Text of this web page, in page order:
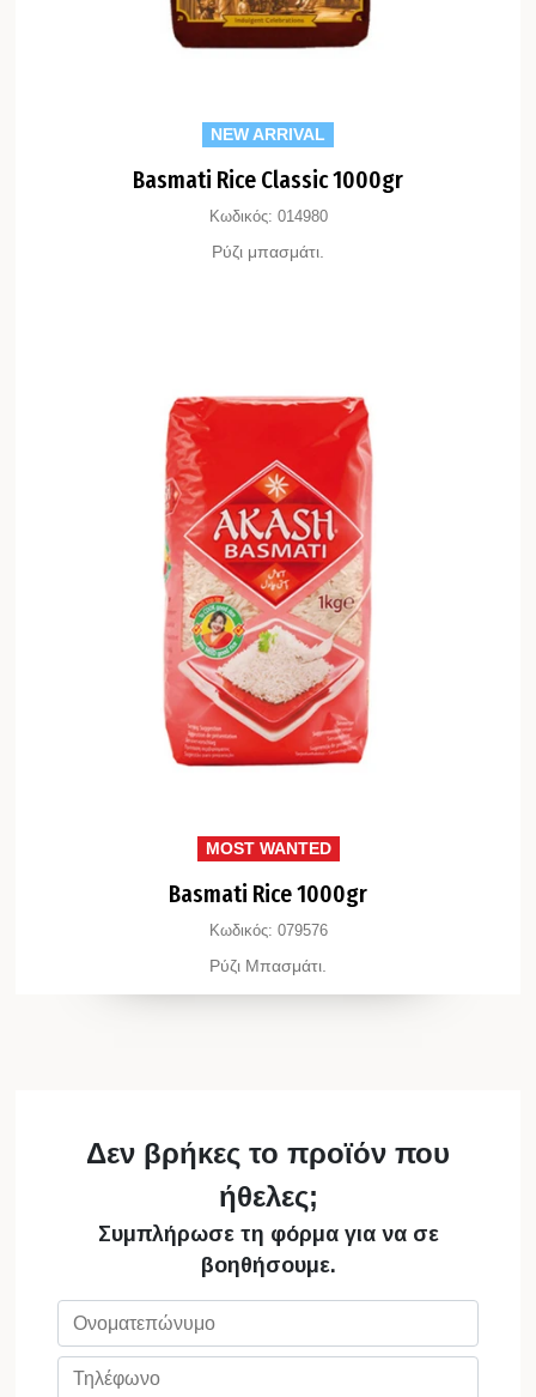
NEW ARRIVAL
Basmati Rice Classic 1000gr
Κωδικός: 014980
Ρύζι μπασμάτι.
MOST WANTED
Basmati Rice 1000gr
Κωδικός: 079576
Ρύζι Μπασμάτι.
Δεν βρήκες το προϊόν που
ήθελες;
Συμπλήρωσε τη φόρμα για να σε
βοηθήσουμε.